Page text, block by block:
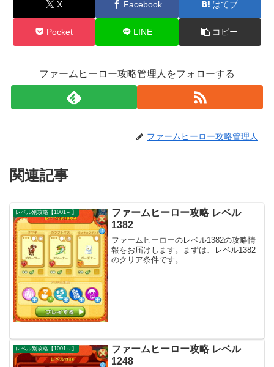
X Facebook はてブ
Pocket LINE コピー
ファームヒーロー攻略管理人をフォローする
ファームヒーロー攻略管理人
関連記事
レベル別攻略【1001～】
ファームヒーロー攻略 レベル
1382
ファームヒーローのレベル1382の攻略情
報をお届けします。まずは、レベル1382
のクリア条件です。
レベル別攻略【1001～】
ファームヒーロー攻略 レベル
1248